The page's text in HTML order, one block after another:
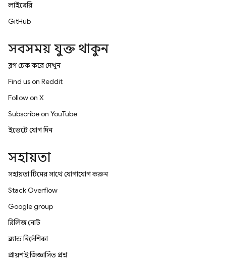
লাইব্রেরি
GitHub
সবসময় যুক্ত থাকুন
ব্লগ চেক করে দেখুন
Find us on Reddit
Follow on X
Subscribe on YouTube
ইভেন্টে যোগ দিন
সহায়তা
সহায়তা টিমের সাথে যোগাযোগ করুন
Stack Overflow
Google group
রিলিজ নোট
ব্র্যান্ড নির্দেশিকা
প্রায়শই জিজ্ঞাসিত প্রশ্ন